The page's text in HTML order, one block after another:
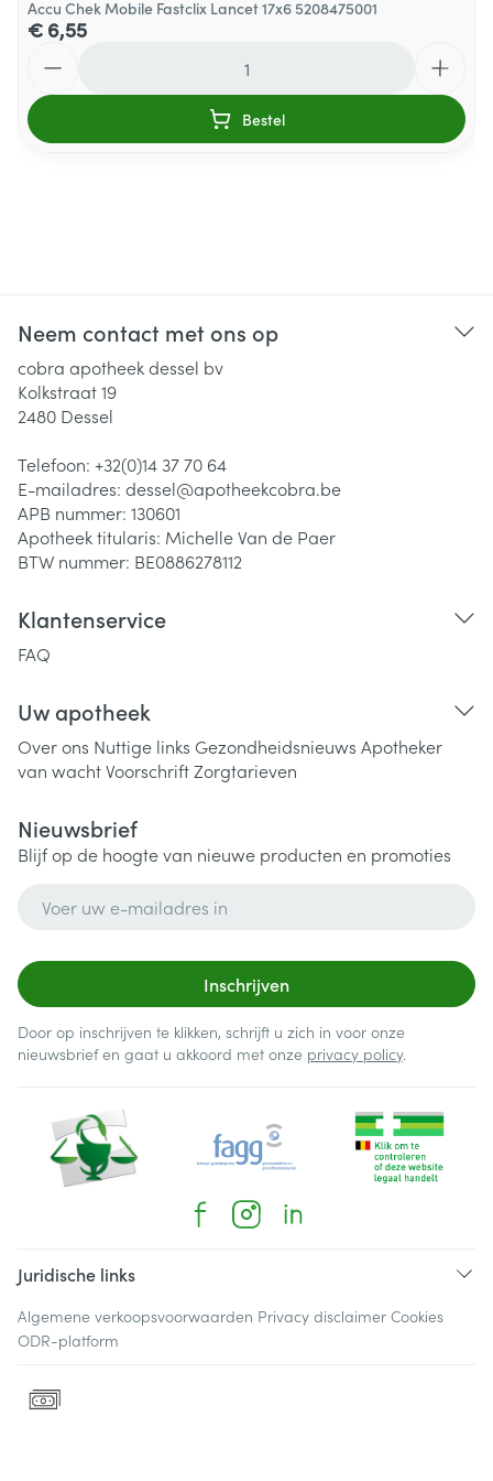
Accu Chek Mobile Fastclix Lancet 17x6 5208475001
€ 6,55
Bestel
Neem contact met ons op
cobra apotheek dessel bv
Kolkstraat 19
2480 Dessel
Telefoon: +32(0)14 37 70 64
E-mailadres: dessel@apotheekcobra.be
APB nummer: 130601
Apotheek titularis: Michelle Van de Paer
BTW nummer: BE0886278112
Klantenservice
FAQ
Uw apotheek
Over ons Nuttige links Gezondheidsnieuws Apotheker
van wachtVoorschriftZorgtarieven
Nieuwsbrief
Blijf op de hoogte van nieuwe producten en promoties
Inschrijven
Door op inschrijven te klikken, schrijft u zich in voor onze
nieuwsbrief en gaat u akkoord met onze privacy policy.
Juridische links
Algemene verkoopsvoorwaarden Privacy disclaimer Cookies
ODR-platform